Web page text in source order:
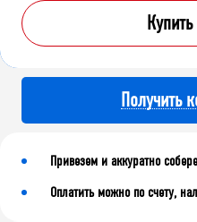
Получить
Привезем и аккуратно
Оплатить можно по счету,